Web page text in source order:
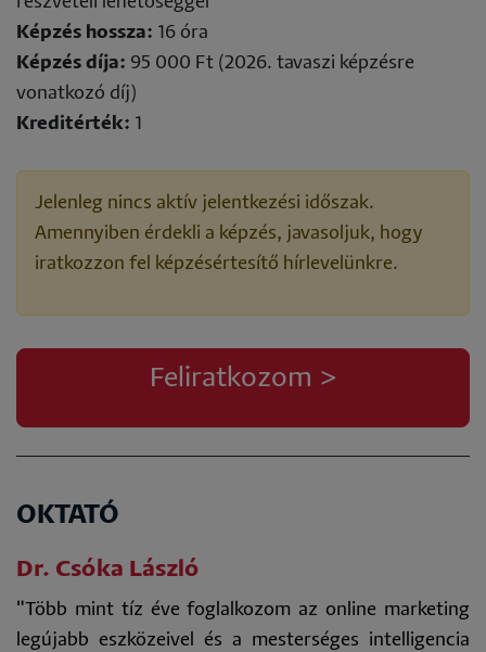
Képzés hossza: 16 óra
Képzés díja: 95 000 Ft (2026. tavaszi képzésre
vonatkozó díj)
Kreditérték: 1
Jelenleg nincs aktív jelentkezési időszak.
Amennyiben érdekli a képzés, javasoljuk, hogy
iratkozzon fel képzésértesítő hírlevelünkre.
Feliratkozom >
OKTATÓ
Dr. Csóka László
"Több mint tíz éve foglalkozom az online marketing
legújabb eszközeivel és a mesterséges intelligencia